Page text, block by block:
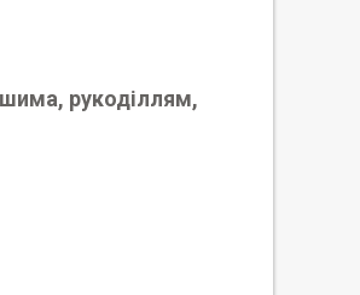
рукоділлям,